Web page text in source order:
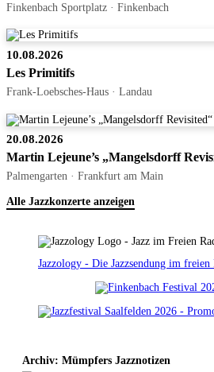
Finkenbach Sportplatz · Finkenbach
10.08.2026
Les Primitifs
Frank-Loebsches-Haus · Landau
20.08.2026
Martin Lejeune’s „Mangelsdorff
Palmengarten · Frankfurt am Main
Alle Jazzkonzerte anzeigen
Jazzology - Die Jazzsendung im
Archiv: Mümpfers Jazznotizen